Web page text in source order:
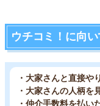
ウチコミ！に向
・大家さんと直接や
・大家さんの人柄を
・仲介手数料を払い